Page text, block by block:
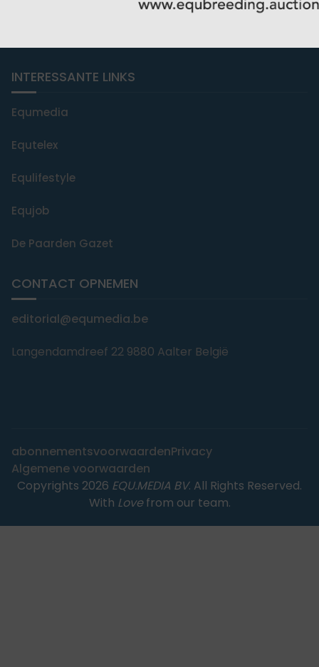
INTERESSANTE LINKS
Equmedia
Equtelex
Equlifestyle
Equjob
De Paarden Gazet
CONTACT OPNEMEN
editorial@equmedia.be
Langendamdreef 22 9880 Aalter België
Copyrights 2026 EQU.MEDIA BV. All Rights Reserved.
With Lovefrom our team.
abonnementsvoorwaardenPrivacy
Algemene voorwaarden